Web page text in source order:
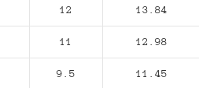
12 13.84
11 12.98
9.5 11.45